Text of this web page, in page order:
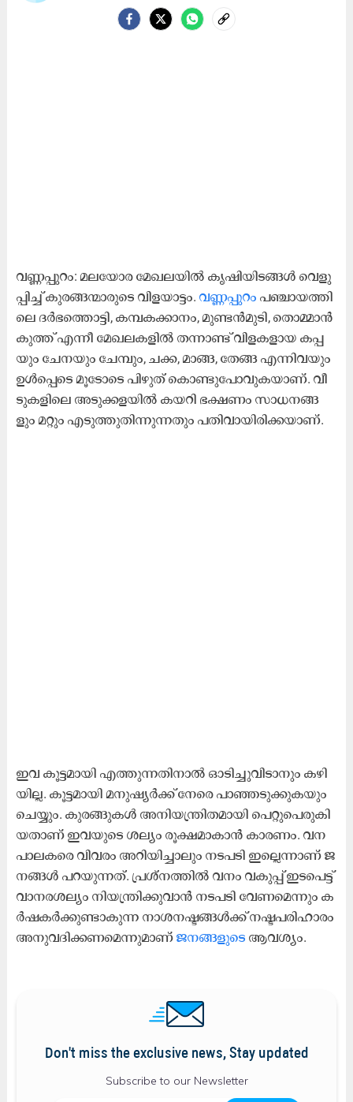
വ​ണ്ണ​പ്പു​റം: മ​ല​യോ​ര മേ​ഖ​ല​യി​ൽ കൃ​ഷി​യി​ട​ങ്ങ​ൾ വെ​ളു​
പ്പി​ച്ച് കു​ര​ങ്ങ​ന്മാ​രു​ടെ വി​ള​യാ​ട്ടം. വ​ണ്ണ​പ്പു​റം പ​ഞ്ചാ​യ​ത്തി​
ലെ ദ​ർ​ഭ​ത്തൊ​ട്ടി, ക​മ്പ​ക​ക്കാ​നം, മു​ണ്ട​ൻ​മു​ടി, തൊ​മ്മാ​ൻ​
കു​ത്ത് എ​ന്നീ മേ​ഖ​ല​ക​ളി​ൽ ത​ന്നാ​ണ്ട് വി​ള​ക​ളാ​യ ക​പ്പ​
യും ചേ​ന​യും ചേ​മ്പും, ച​ക്ക, മാ​ങ്ങ, തേ​ങ്ങ എ​ന്നി​വ​യും
ഉ​ൾ​പ്പെ​ടെ മൂ​ടോ​ടെ പി​ഴു​ത് കൊ​ണ്ടു​പോ​വു​ക​യാ​ണ്. വീ​
ടു​ക​ളി​ലെ അ​ടു​ക്ക​ള​യി​ൽ ക​യ​റി ഭ​ക്ഷ​ണം സാ​ധ​ന​ങ്ങ​
ളും മ​റ്റും എ​ടു​ത്തു​തി​ന്നു​ന്ന​തും പ​തി​വാ​യി​രി​ക്ക​യാ​ണ്.
ഇ​വ കൂ​ട്ട​മാ​യി എ​ത്തു​ന്ന​തി​നാ​ൽ ഓ​ടി​ച്ചു​വി​ടാ​നും ക​ഴി​
യി​ല്ല. കൂ​ട്ട​മാ​യി മ​നു​ഷ്യ​ർ​ക്ക് നേ​രെ പാ​ഞ്ഞ​ടു​ക്കു​ക​യും
ചെ​യ്യും. കു​ര​ങ്ങു​ക​ൾ അ​നി​യ​ന്ത്രി​ത​മാ​യി പെ​റ്റു​പെ​രു​കി​
യ​താ​ണ് ഇ​വ​യു​ടെ ശ​ല്യം രൂ​ക്ഷ​മാ​കാ​ൻ കാ​ര​ണം. വ​ന​
പാ​ല​ക​രെ വി​വ​രം അ​റി​യി​ച്ചാ​ലും ന​ട​പ​ടി ഇ​ല്ലെ​ന്നാ​ണ് ജ​
ന​ങ്ങ​ൾ പ​റ​യു​ന്ന​ത്. പ്ര​ശ്ന​ത്തി​ൽ വ​നം വ​കു​പ്പ് ഇ​ട​പെ​ട്ട്
വാ​ന​ര​ശ​ല്യം നി​യ​ന്ത്രി​ക്കു​വാ​ൻ ന​ട​പ​ടി വേ​ണ​മെ​ന്നും ക​
ർ​ഷ​ക​ർ​ക്കു​ണ്ടാ​കു​ന്ന നാ​ശ​ന​ഷ്ട​ങ്ങ​ൾ​ക്ക് ന​ഷ്ട​പ​രി​ഹാ​രം
അ​നു​വ​ദി​ക്ക​ണ​മെ​ന്നു​മാ​ണ് ജ​ന​ങ്ങ​ളു​ടെ ആ​വ​ശ്യം.
Don't miss the exclusive news, Stay updated
Subscribe to our Newsletter